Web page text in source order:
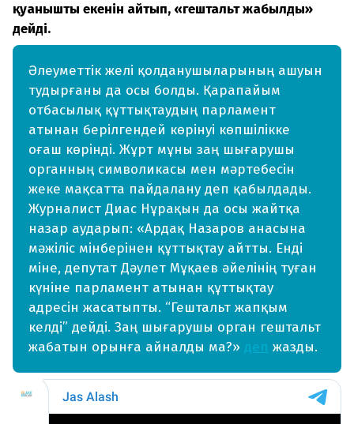
қуанышты екенін айтып, «гештальт жабылды»
дейді.
Әлеуметтік желі қолданушыларының ашуын
тудырғаны да осы болды. Қарапайым
отбасылық құттықтаудың парламент
атынан берілгендей көрінуі көпшілікке
оғаш көрінді. Жұрт мұны заң шығарушы
органның символикасы мен мәртебесін
жеке мақсатта пайдалану деп қабылдады.
Журналист Диас Нұрақын да осы жайтқа
назар аударып: «Ардақ Назаров анасына
мәжіліс мінберінен құттықтау айтты. Енді
міне, депутат Дәулет Мұқаев әйелінің туған
күніне парламент атынан құттықтау
адресін жасатыпты. “Гештальт жапқым
келді” дейді. Заң шығарушы орган гештальт
жабатын орынға айналды ма?» деп жазды.